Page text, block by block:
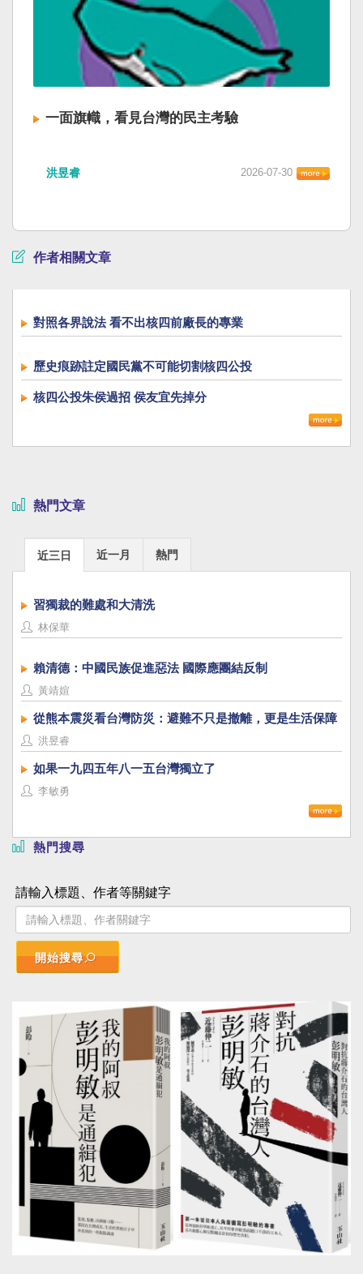
一面旗幟，看見台灣的民主考驗
洪昱睿 2026-07-30
作者相關文章
對照各界說法 看不出核四前廠長的專業
歷史痕跡註定國民黨不可能切割核四公投
核四公投朱侯過招 侯友宜先掉分
熱門文章
近三日 近一月 熱門
習獨裁的難處和大清洗
林保華
賴清德：中國民族促進惡法 國際應團結反制
黃靖媗
從熊本震災看台灣防災：避難不只是撤離，更是生活保障
洪昱睿
如果一九四五年八一五台灣獨立了
李敏勇
熱門搜尋
請輸入標題、作者等關鍵字
開始搜尋